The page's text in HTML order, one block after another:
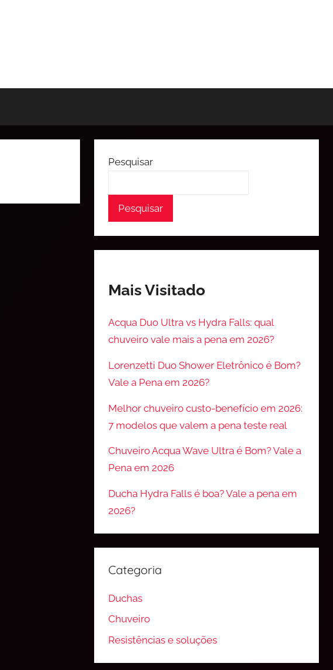
Pesquisar
Pesquisar
Mais Visitado
Acqua Duo Ultra vs Hydra Falls: qual
chuveiro vale mais a pena em 2026?
Lorenzetti Duo Shower Eletrônico é Bom?
Vale a Pena em 2026?
Melhor chuveiro custo-benefício em 2026:
7 modelos que valem a pena teste real
Chuveiro Acqua Wave Ultra é Bom? Vale a
Pena em 2026
Ducha Hydra Falls é boa? Vale a pena em
2026?
Categoria
Duchas
Chuveiro
Resistências e soluções